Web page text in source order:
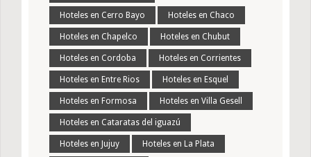
Hoteles en Cerro Bayo Hoteles en Chaco
Hoteles en Chapelco Hoteles en Chubut
Hoteles en Cordoba Hoteles en Corrientes
Hoteles en Entre Rios Hoteles en Esquel
Hoteles en Formosa Hoteles en Villa Gesell
Hoteles en Cataratas del iguazú
Hoteles en Jujuy Hoteles en La Plata